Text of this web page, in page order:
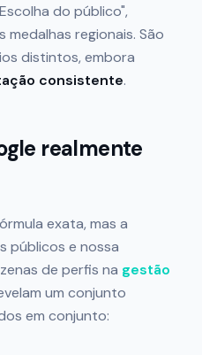
do público",
medalhas regionais. São
distintos, embora
consistente.
realmente
exata, mas a
públicos e nossa
de perfis na gestão
um conjunto
em conjunto: